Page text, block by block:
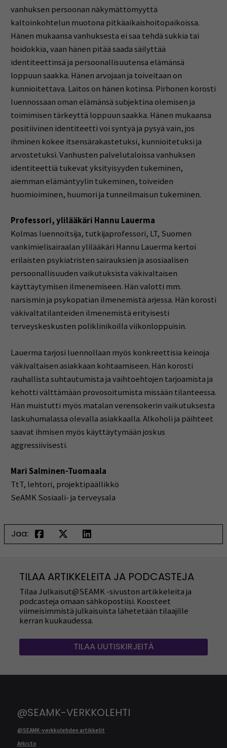
vanhuksen persoonan näkymättömyyttä
kaltoinkohtelun muotona pitkäaikaishoitopaikoissa.
Hänen mukaansa vanhuksesta ei saa tehdä sukkia tai
hoidokkia, vaan hänen pitää saada säilyttää
identiteettinsä ja persoonallisuutensa elämänsä
loppuun saakka. Hänen arvojaan ja toiveitaan on
kunnioitettava. Laitos on hänen kotinsa. Pirhonen korosti
luennossaan oman elämänsä subjektina olemisen ja
toimimisen tärkeyttä loppuun saakka. Hänen mukaansa
positiivinen identiteetti voi syntyä ja pysyä vain, jos
ihminen kokee itsensärakastetuksi, kunnioitetuksi ja
arvostetuksi. Vanhusten palvelutaloissa vanhuksen
identiteettiä tukevat yksityisyyden tukeminen,
aiemman elämäntyylin tukeminen, toiveiden
huomioiminen, huumori ja tunneilmaisun tukeminen.
Professori, ylilääkäri Hannu Lauerma
Kolmas luennoitsija, tutkijaprofessori, LT, Suomen
vankimielisairaalan ylilääkäri Hannu Lauerma kertoi
erilaisten psykiatristen sairauksien ja asosiaalisen
persoonallisuuden vaikutuksista väkivaltaisen
käyttäytymisen ilmenemiseen. Hän valotti mm.
narsismin ja psykopatian ilmenemistä arjessa. Hän korosti
väkivaltatilanteiden ilmenemistä erityisesti
terveyskeskusten poliklinikoilla viikonloppuisin.
Lauerma tarjosi luennollaan myös konkreettisia keinoja
väkivaltaisen asiakkaan kohtaamiseen. Hän korosti
rauhallista suhtautumista ja vaihtoehtojen tarjoamista ja
kehotti välttämään provosoitumista missään tilanteessa.
Hän muistutti myös matalan verensokerin vaikutuksesta
laskuhumalassa olevalla asiakkaalla. Alkoholi ja päihteet
saavat ihmisen myös käyttäytymään joskus
aggressiivisesti.
Mari Salminen-Tuomaala
TtT, lehtori, projektipäällikkö
SeAMK Sosiaali- ja terveysala
Jaa:
TILAA ARTIKKELEITA JA PODCASTEJA
Tilaa Julkaisut@SEAMK -sivuston artikkeleita ja
podcasteja omaan sähköpostiisi. Koosteet
viimeisimmistä julkaisuista lähetetään tilaajille
kerran kuukaudessa.
TILAA UUTISKIRJEITÄ
@SEAMK-VERKKOLEHTI
@SEAMK-verkkolehden artikkelit
Arkisto